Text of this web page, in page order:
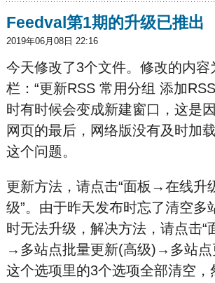
Feedval第1期的升级已推出
2019年06月08日 22:16
今天修改了3个文件。修改的内容
栏：“更新RSS 常用分组 添加
时有时候会变成新建窗口，这是
网页的最后，网络版没有及时加
这个问题。
更新方法，请点击“面板→在线
级”。由于昨天发布时忘了清空多
时无法升级，解决方法，请点击
→多站点批量更新(高级)→多站点
这个选项里的3个选项全部清空，